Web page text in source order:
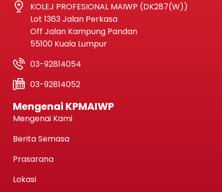
KOLEJ PROFESIONAL MAIWP (DK287(W))
Lot 1363 Jalan Perkasa
Off Jalan Kampung Pandan
55100 Kuala Lumpur
03-92814054
03-92814052
Mengenai KPMAIWP
Mengenai Kami
Berita Semasa
Prasarana
Lokasi